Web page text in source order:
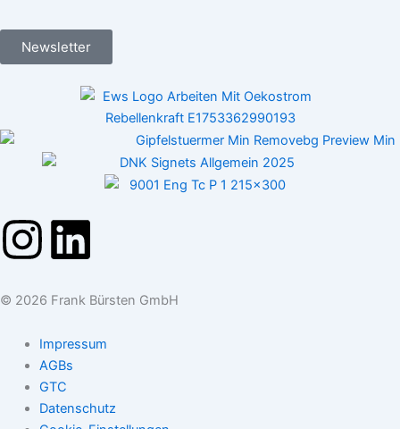
Newsletter
I
n
s
t
a
L
i
n
k
e
© 2026 Frank Bürsten GmbH
Impressum
AGBs
GTC
Datenschutz